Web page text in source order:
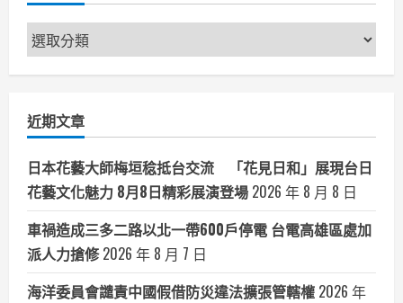
頸
椎
助
恢
活
新
聞
近期文章
日本花藝大師梅垣稔抵台交流 「花見日和」展現台日
花藝文化魅力 8月8日精彩展演登場 2026 年 8 月 8 日
車禍造成三多二路以北一帶600戶停電 台電高雄區處加
派人力搶修 2026 年 8 月 7 日
海洋委員會譴責中國假借防災違法擴張管轄權 2026 年